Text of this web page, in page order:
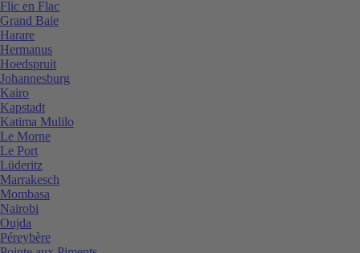
Flic en Flac
Grand Baie
Harare
Hermanus
Hoedspruit
Johannesburg
Kairo
Kapstadt
Katima Mulilo
Le Morne
Le Port
Lüderitz
Marrakesch
Mombasa
Nairobi
Oujda
Péreybère